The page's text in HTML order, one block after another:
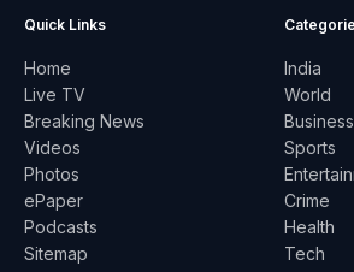
Quick Links
Home
Live TV
Breaking News
Videos
Photos
ePaper
Podcasts
Sitemap
India
World
Business
Sports
Crime
Health
Tech